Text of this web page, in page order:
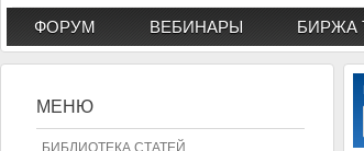
ФОРУМ ВЕБИНАРЫ БИРЖА
МЕНЮ
БИБЛИОТЕКА СТАТЕЙ